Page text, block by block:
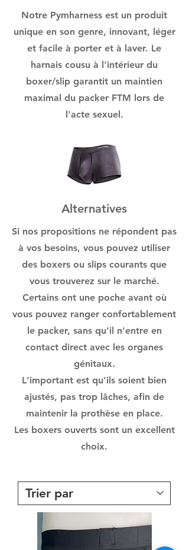
Notre Pymharness est un produit
unique en son genre, innovant, léger
et facile à porter et à laver. Le
harnais cousu à l'intérieur du
boxer/slip garantit un maintien
maximal du packer FTM lors de
l'acte sexuel.
Alternatives
Si nos propositions ne répondent pas
à vos besoins, vous pouvez utiliser
des boxers ou slips courants que
vous trouverez sur le marché.
Certains ont une poche avant où
vous pouvez ranger confortablement
le packer, sans qu'il n'entre en
contact direct avec les organes
génitaux.
L'important est qu'ils soient bien
ajustés, pas trop lâches, afin de
maintenir la prothèse en place.
Les boxers ouverts sont un excellent
choix.